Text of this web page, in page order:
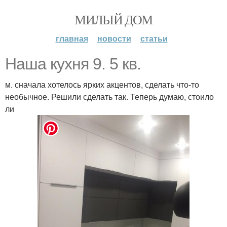
МИЛЫЙ ДОМ
главная новости статьи
Наша кухня 9. 5 кв.
м. сначала хотелось ярких акцентов, сделать что-то
необычное. Решили сделать так. Теперь думаю, стоило
ли